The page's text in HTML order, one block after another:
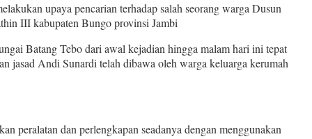
upaya pencarian terhadap salah seorang warga Dusun
III kabupaten Bungo provinsi Jambi
Batang Tebo dari awal kejadian hingga malam hari ini tepat
jasad Andi Sunardi telah dibawa oleh warga keluarga kerumah
peralatan dan perlengkapan seadanya dengan menggunakan